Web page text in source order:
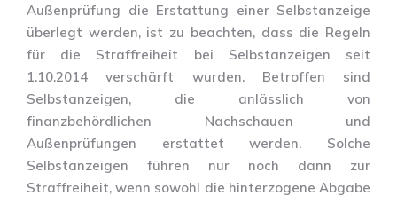
Außenprüfung die Erstattung einer Selbstanzeige
überlegt werden, ist zu beachten, dass die Regeln
für die Straffreiheit bei Selbstanzeigen seit
1.10.2014 verschärft wurden. Betroffen sind
Selbstanzeigen, die anlässlich von
finanzbehördlichen Nachschauen und
Außenprüfungen erstattet werden. Solche
Selbstanzeigen führen nur noch dann zur
Straffreiheit, wenn sowohl die hinterzogene Abgabe